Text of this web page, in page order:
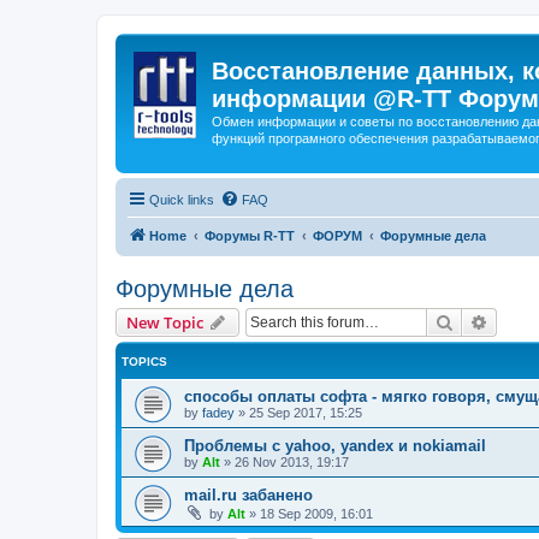
Восстановление данных,
информации @R-TT Форум
Обмен информации и советы по восстановлению
функций програмного обеспечения
Quick links FAQ
Home Форумы R-TT ФОРУМ Форумные дела
Форумные дела
New Topic Search
TOPICS
способы оплаты софта - мягко говоря,
by fadey » 25 Sep 2017, 15:25
Проблемы с yahoo, yandex и nokiamail
by Alt » 26 Nov 2013, 19:17
mail.ru забанено
by Alt » 18 Sep 2009, 16:01